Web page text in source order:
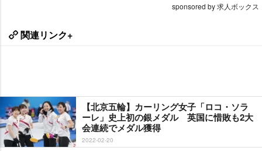
sponsored by 求人ボックス
関連リンク+
【北京五輪】カーリング女子「ロコ・ソラ
ーレ」史上初の銀メダル 英国に惜敗も2大
会連続でメダル獲得
2022-02-20